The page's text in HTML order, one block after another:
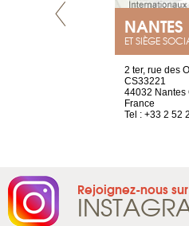
NANTES
ET SIÈGE
2 ter, rue des
CS33221
44032 Nantes
France
Tel : +33 2 52
Rejoignez-nous sur